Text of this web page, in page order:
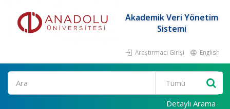
Akademik Veri Yönetim
Sistemi
Araştırmacı Girişi English
Ara
Detaylı Arama